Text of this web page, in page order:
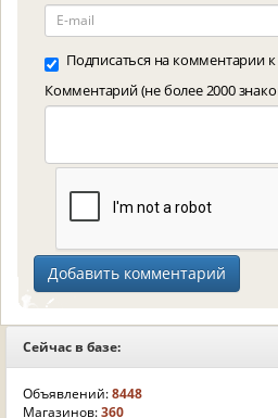
Подписаться на комментарии
Комментарий (не более 2000
Сейчас в базе:
Объявлений:8448
Магазинов:360